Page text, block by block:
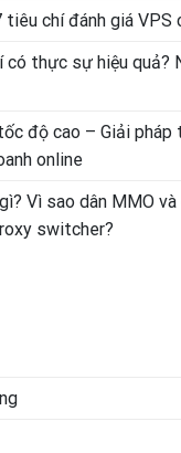
tiêu chí đánh giá VPS
thực sự hiệu quả?
độ cao – Giải pháp
online
Vì sao dân MMO
switcher?